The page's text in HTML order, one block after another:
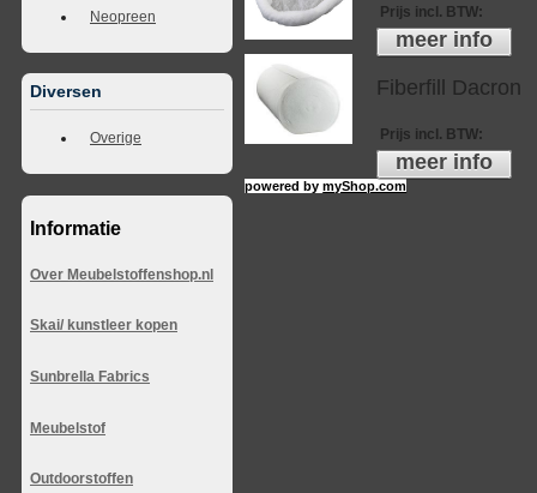
Neopreen
Diversen
Overige
Informatie
Over Meubelstoffenshop.nl
Skai/ kunstleer kopen
Sunbrella Fabrics
Meubelstof
Outdoorstoffen
Prijs incl. BTW:
meer info
Fiberfill Dacron
Prijs incl. BTW:
meer info
powered bymyShop.com